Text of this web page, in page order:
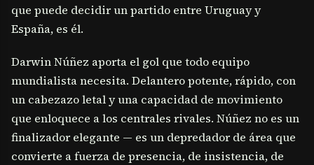
que puede decidir un partido entre Uruguay y
España, es él.
Darwin Núñez aporta el gol que todo equipo
mundialista necesita. Delantero potente, rápido, con
un cabezazo letal y una capacidad de movimiento
que enloquece a los centrales rivales. Núñez no es un
finalizador elegante — es un depredador de área que
convierte a fuerza de presencia, de insistencia, de